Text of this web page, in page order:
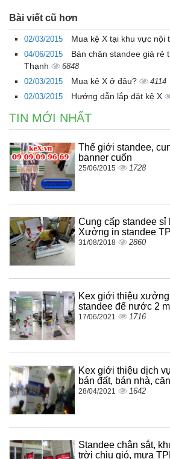
Bài viết cũ hơn
02/03/2015 Mua kệ X tại khu vực nội
04/06/2015
Bán chân standee giá rẻ
Thạnh
6848
02/03/2015
Mua kệ X ở đâu?
4114
02/03/2015
Hướng dẫn lắp đặt kệ X
TIN MỚI NHẤT
Thế giới standee,
banner cuốn
25/06/2015 1728
Cung cấp standee sỉ
Xưởng in standee
31/08/2018 2860
Kex giới thiệu
standee đế nước 2
17/06/2021 1716
Kex giới thiệu dịch
bán đất, bán nhà,
28/04/2021 1642
Standee chân sắt,
trời chịu gió, mưa